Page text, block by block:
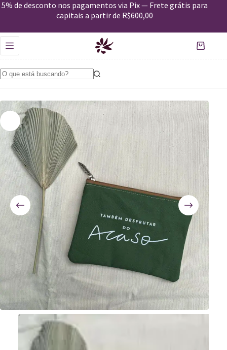
Nécessaire Desejos_Acaso – verde
Em estoque Comprar
5% de desconto nos pagamentos via Pix — Frete grátis para
capitais a partir de R$600,00